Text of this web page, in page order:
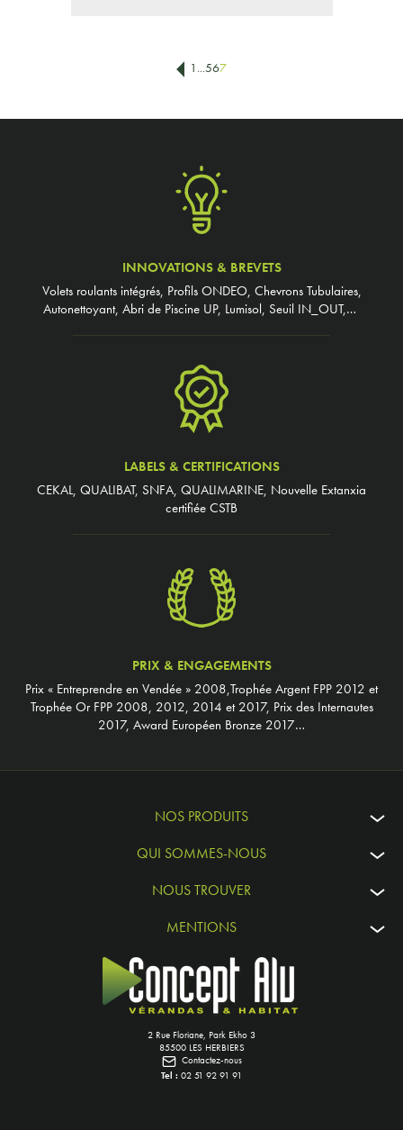
1 ...567
INNOVATIONS & BREVETS
Volets roulants intégrés, Profils ONDEO, Chevrons Tubulaires,
Autonettoyant, Abri de Piscine UP, Lumisol, Seuil IN_OUT,…
LABELS & CERTIFICATIONS
CEKAL, QUALIBAT, SNFA, QUALIMARINE, Nouvelle Extanxia
certifiée CSTB
PRIX & ENGAGEMENTS
Prix « Entreprendre en Vendée » 2008,Trophée Argent FPP 2012 et
Trophée Or FPP 2008, 2012, 2014 et 2017, Prix des Internautes
2017, Award Européen Bronze 2017…
NOS PRODUITS
QUI SOMMES-NOUS
NOUS TROUVER
MENTIONS
2 Rue Floriane, Park Ekho 3
85500 LES HERBIERS
Contactez-nous
Tel : 02 51 92 91 91